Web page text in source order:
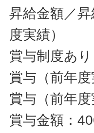
昇給金額／
度実績）
賞与制度あり
賞与（前年度
賞与（前年
賞与金額：